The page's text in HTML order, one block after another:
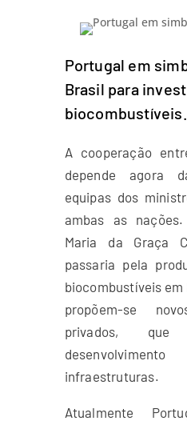
Portugal em
Brasil para
biocombustíveis.
A cooperação
depende agora
equipas dos
ambas as
Maria da Graça
passaria pela
biocombustíveis
propõem-se
privados,
infraestruturas.
Atualmente